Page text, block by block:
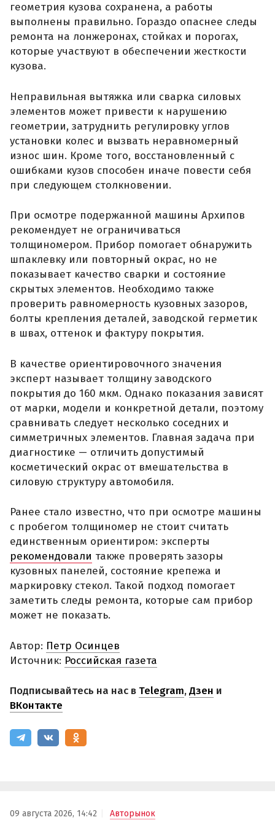
геометрия кузова сохранена, а работы
выполнены правильно. Гораздо опаснее следы
ремонта на лонжеронах, стойках и порогах,
которые участвуют в обеспечении жесткости
кузова.
Неправильная вытяжка или сварка силовых
элементов может привести к нарушению
геометрии, затруднить регулировку углов
установки колес и вызвать неравномерный
износ шин. Кроме того, восстановленный с
ошибками кузов способен иначе повести себя
при следующем столкновении.
При осмотре подержанной машины Архипов
рекомендует не ограничиваться
толщиномером. Прибор помогает обнаружить
шпаклевку или повторный окрас, но не
показывает качество сварки и состояние
скрытых элементов. Необходимо также
проверить равномерность кузовных зазоров,
болты крепления деталей, заводской герметик
в швах, оттенок и фактуру покрытия.
В качестве ориентировочного значения
эксперт называет толщину заводского
покрытия до 160 мкм. Однако показания зависят
от марки, модели и конкретной детали, поэтому
сравнивать следует несколько соседних и
симметричных элементов. Главная задача при
диагностике — отличить допустимый
косметический окрас от вмешательства в
силовую структуру автомобиля.
Ранее стало известно, что при осмотре машины
с пробегом толщиномер не стоит считать
единственным ориентиром: эксперты
рекомендовали также проверять зазоры
кузовных панелей, состояние крепежа и
маркировку стекол. Такой подход помогает
заметить следы ремонта, которые сам прибор
может не показать.
Автор: Петр Осинцев
Источник: Российская газета
Подписывайтесь на нас в Telegram,Дзен и
ВКонтакте
09 августа 2026, 14:42 Авторынок